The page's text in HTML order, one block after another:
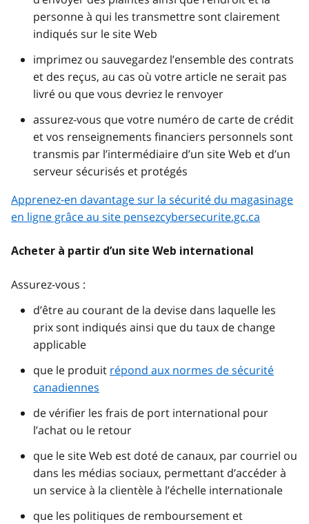
personne à qui les transmettre sont clairement
indiqués sur le site Web
imprimez ou sauvegardez l’ensemble des contrats
et des reçus, au cas où votre article ne serait pas
livré ou que vous devriez le renvoyer
assurez-vous que votre numéro de carte de crédit
et vos renseignements financiers personnels sont
transmis par l’intermédiaire d’un site Web et d’un
serveur sécurisés et protégés
Apprenez-en davantage sur la sécurité du magasinage
en ligne grâce au site pensezcybersecurite.gc.ca
Acheter à partir d’un site Web international
Assurez-vous :
d’être au courant de la devise dans laquelle les
prix sont indiqués ainsi que du taux de change
applicable
que le produit répond aux normes de sécurité
canadiennes
de vérifier les frais de port international pour
l’achat ou le retour
que le site Web est doté de canaux, par courriel ou
dans les médias sociaux, permettant d’accéder à
un service à la clientèle à l’échelle internationale
que les politiques de remboursement et